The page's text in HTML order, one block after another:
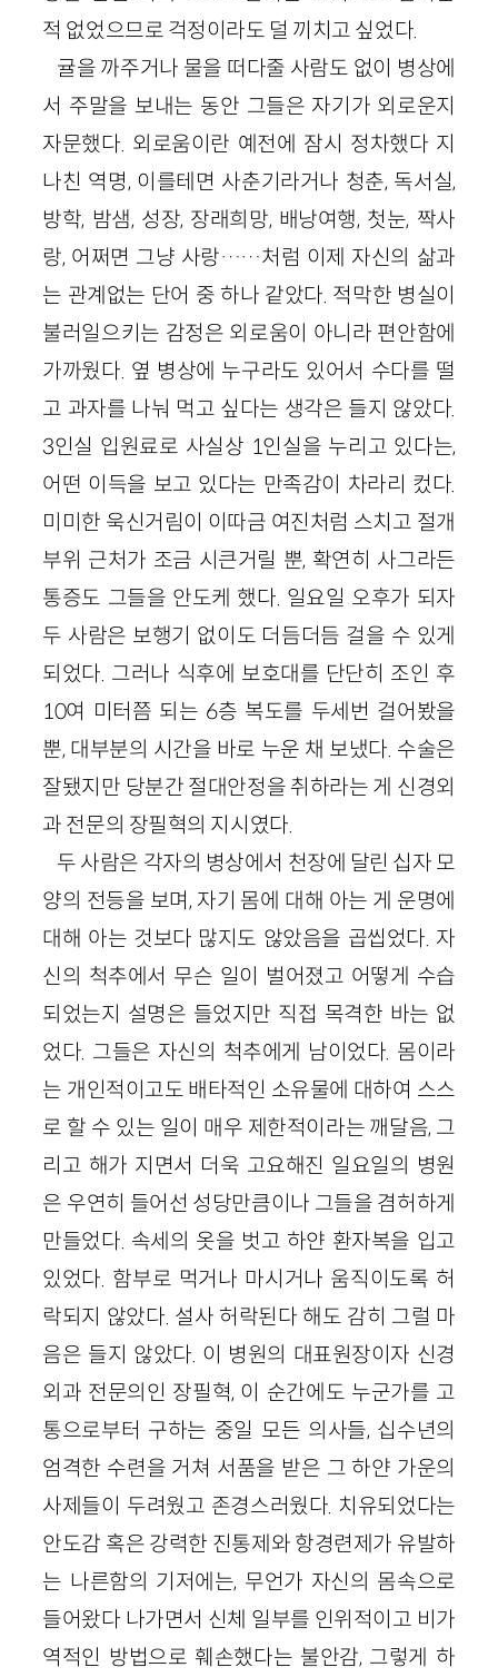
적 없었으므로 걱정이라도 덜 끼치고 싶었다.
귤을 까주거나 물을 떠다줄 사람도 없이 병상에
서 주말을 보내는 동안 그들은 자기가 외로운지
자문했다. 외로움이란 예전에 잠시 정차했다 지
나친 역명, 이를테면 사춘기라거나 청춘, 독서실,
방학, 밤샘, 성장, 장래희망, 배낭여행, 첫눈, 짝사
랑, 어쩌면 그냥 사랑……처럼 이제 자신의 삶과
는 관계없는 단어 중 하나 같았다. 적막한 병실이
불러일으키는 감정은 외로움이 아니라 편안함에
가까웠다. 옆 병상에 누구라도 있어서 수다를 떨
고 과자를 나눠 먹고 싶다는 생각은 들지 않았다.
3인실 입원료로 사실상 1인실을 누리고 있다는,
어떤 이득을 보고 있다는 만족감이 차라리 컸다.
미미한 욱신거림이 이따금 여진처럼 스치고 절개
부위 근처가 조금 시큰거릴 뿐, 확연히 사그라든
통증도 그들을 안도케 했다. 일요일 오후가 되자
두 사람은 보행기 없이도 더듬더듬 걸을 수 있게
되었다. 그러나 식후에 보호대를 단단히 조인 후
10여 미터쯤 되는 6층 복도를 두세번 걸어봤을
뿐, 대부분의 시간을 바로 누운 채 보냈다. 수술은
잘됐지만 당분간 절대안정을 취하라는 게 신경외
과 전문의 장필혁의 지시였다.
두 사람은 각자의 병상에서 천장에 달린 십자 모
양의 전등을 보며, 자기 몸에 대해 아는 게 운명에
대해 아는 것보다 많지도 않았음을 곱씹었다. 자
신의 척추에서 무슨 일이 벌어졌고 어떻게 수습
되었는지 설명은 들었지만 직접 목격한 바는 없
었다. 그들은 자신의 척추에게 남이었다. 몸이라
는 개인적이고도 배타적인 소유물에 대하여 스스
로 할 수 있는 일이 매우 제한적이라는 깨달음, 그
리고 해가 지면서 더욱 고요해진 일요일의 병원
은 우연히 들어선 성당만큼이나 그들을 겸허하게
만들었다. 속세의 옷을 벗고 하얀 환자복을 입고
있었다. 함부로 먹거나 마시거나 움직이도록 허
락되지 않았다. 설사 허락된다 해도 감히 그럴 마
음은 들지 않았다. 이 병원의 대표원장이자 신경
외과 전문의인 장필혁, 이 순간에도 누군가를 고
통으로부터 구하는 중일 모든 의사들, 십수년의
엄격한 수련을 거쳐 서품을 받은 그 하얀 가운의
사제들이 두려웠고 존경스러웠다. 치유되었다는
안도감 혹은 강력한 진통제와 항경련제가 유발하
는 나른함의 기저에는, 무언가 자신의 몸속으로
들어왔다 나가면서 신체 일부를 인위적이고 비가
역적인 방법으로 훼손했다는 불안감, 그렇게 하